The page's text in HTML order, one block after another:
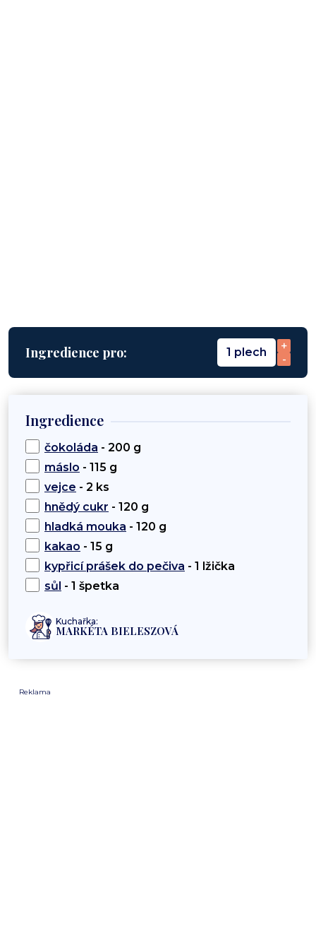
Ingredience pro: 1 plech
+
-
Ingredience
čokoláda - 200 g
máslo - 115 g
vejce - 2 ks
hnědý cukr - 120 g
hladká mouka - 120 g
kakao - 15 g
kypřicí prášek do pečiva - 1 lžička
sůl - 1 špetka
Kuchařka:
MARKÉTA BIELESZOVÁ
Reklama